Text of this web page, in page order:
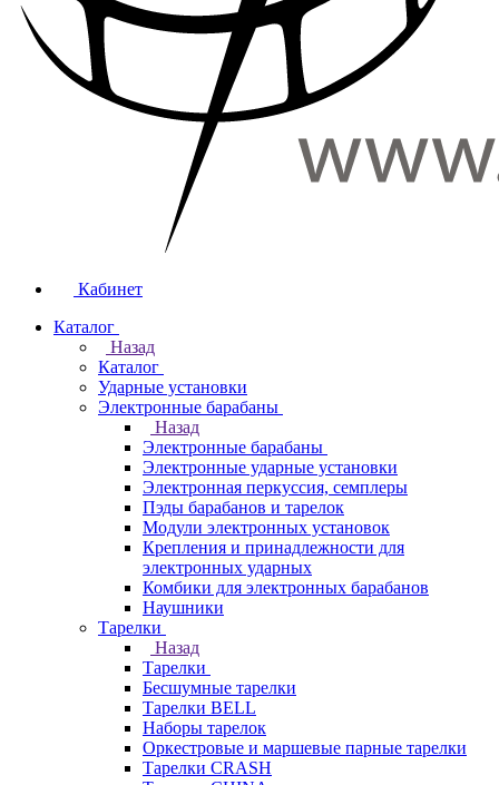
Кабинет
Каталог
Назад
Каталог
Ударные установки
Электронные барабаны
Назад
Электронные барабаны
Электронные ударные установки
Электронная перкуссия, семплеры
Пэды барабанов и тарелок
Модули электронных установок
Крепления и принадлежности для
электронных ударных
Комбики для электронных барабанов
Наушники
Тарелки
Назад
Тарелки
Бесшумные тарелки
Тарелки BELL
Наборы тарелок
Оркестровые и маршевые парные тарелки
Тарелки CRASH